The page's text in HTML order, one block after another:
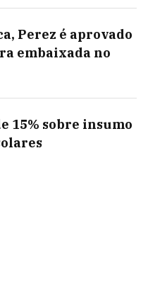
Perez é aprovado
embaixada no
15% sobre insumo